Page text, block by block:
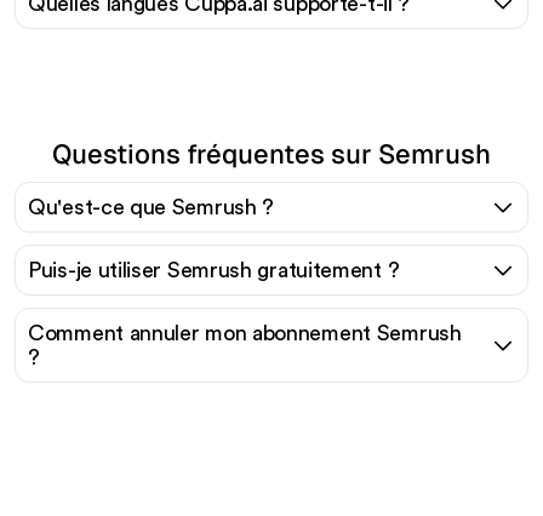
Questions fréquentes sur Semrush
Qu'est-ce que Semrush ?
Puis-je utiliser Semrush gratuitement ?
Comment annuler mon abonnement Semrush
?